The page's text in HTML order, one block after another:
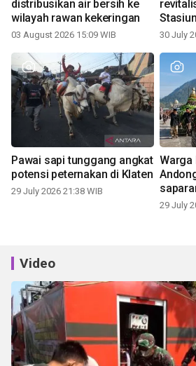
distribusikan air bersih ke
wilayah rawan kekeringan
03 August 2026 15:09 WIB 30 July
Pawai sapi tunggang angkat
potensi peternakan di Klaten
29 July 2026 21:38 WIB
Warga
panen
29 July
Video